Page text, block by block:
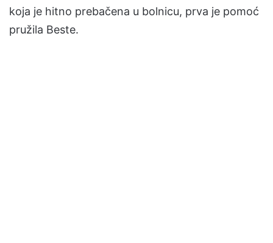
koja je hitno prebačena u bolnicu, prva je pomoć
pružila Beste.